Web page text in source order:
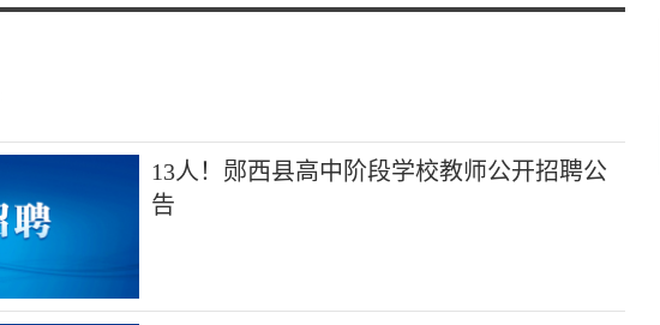
13人！郧西县高中阶段学校教师公开招聘公
告